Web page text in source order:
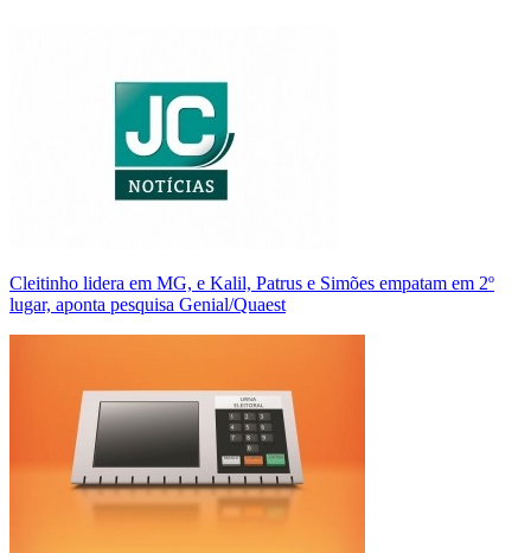
Cleitinho lidera em MG, e Kalil, Patrus e Simões empatam em 2º
lugar, aponta pesquisa Genial/Quaest